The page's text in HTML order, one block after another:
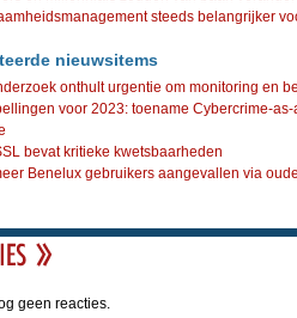
steeds belangrijker
nieuwsitems
onthult urgentie om monitoring en
voor 2023: toename Cybercrime-
bevat kritieke kwetsbaarheden
Benelux gebruikers aangevallen via
geen reacties.